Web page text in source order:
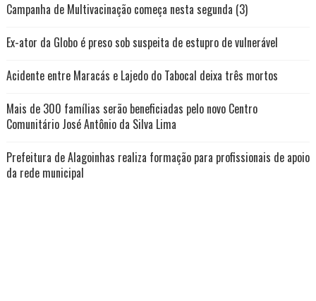
Campanha de Multivacinação começa nesta segunda (3)
Ex-ator da Globo é preso sob suspeita de estupro de vulnerável
Acidente entre Maracás e Lajedo do Tabocal deixa três mortos
Mais de 300 famílias serão beneficiadas pelo novo Centro
Comunitário José Antônio da Silva Lima
Prefeitura de Alagoinhas realiza formação para profissionais de apoio
da rede municipal